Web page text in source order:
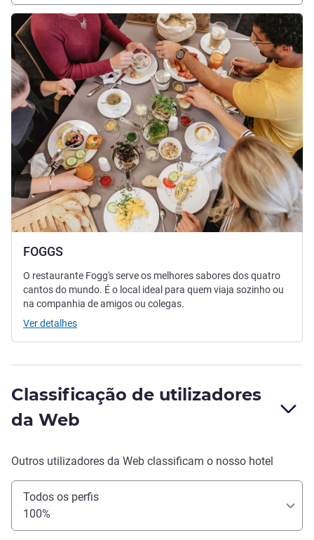
FOGGS
Ver detalhes
O restaurante Fogg's serve os melhores sabores dos quatro
cantos do mundo. É o local ideal para quem viaja sozinho ou
na companhia de amigos ou colegas.
Ver detalhes
Classificação de utilizadores
da Web
Outros utilizadores da Web classificam o nosso hotel
Todos os perfis
100%